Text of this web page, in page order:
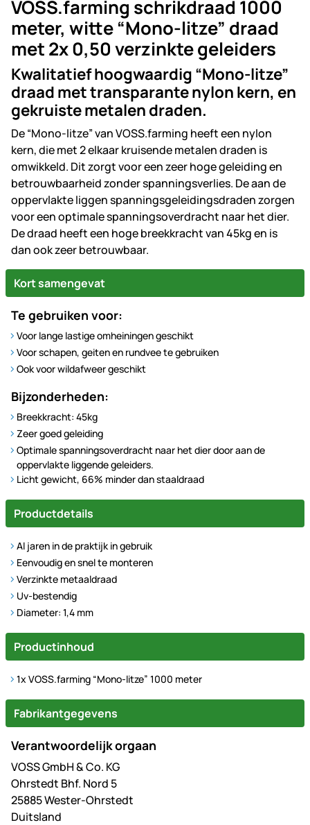
VOSS.farming schrikdraad 1000
meter, witte “Mono-litze” draad
met 2x 0,50 verzinkte geleiders
Kwalitatief hoogwaardig “Mono-litze”
draad met transparante nylon kern, en
gekruiste metalen draden.
De “Mono-litze” van VOSS.farming heeft een nylon
kern, die met 2 elkaar kruisende metalen draden is
omwikkeld. Dit zorgt voor een zeer hoge geleiding en
betrouwbaarheid zonder spanningsverlies. De aan de
oppervlakte liggen spanningsgeleidingsdraden zorgen
voor een optimale spanningsoverdracht naar het dier.
De draad heeft een hoge breekkracht van 45kg en is
dan ook zeer betrouwbaar.
Kort samengevat
Te gebruiken voor:
Voor lange lastige omheiningen geschikt
Voor schapen, geiten en rundvee te gebruiken
Ook voor wildafweer geschikt
Bijzonderheden:
Breekkracht: 45kg
Zeer goed geleiding
Optimale spanningsoverdracht naar het dier door aan de
oppervlakte liggende geleiders.
Licht gewicht, 66% minder dan staaldraad
Productdetails
Al jaren in de praktijk in gebruik
Eenvoudig en snel te monteren
Verzinkte metaaldraad
Uv-bestendig
Diameter: 1,4 mm
Productinhoud
1x VOSS.farming “Mono-litze” 1000 meter
Fabrikantgegevens
Verantwoordelijk orgaan
VOSS GmbH & Co. KG
Ohrstedt Bhf. Nord 5
25885 Wester-Ohrstedt
Duitsland